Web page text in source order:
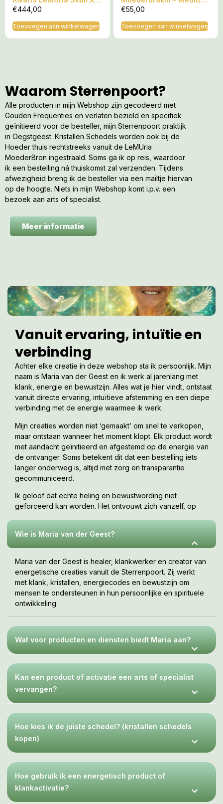
3 – Met Aboriginal Uluru
€444,00
Toevoegen aan winkelwagen
– 6 cm
€55,00
Toevoegen aan winkelwagen
Waarom Sterrenpoort?
Alle producten in mijn Webshop zijn gecodeerd met
Gouden Frequenties en verlaten bezield en specifiek
geïnitieerd voor de besteller, mijn Sterrenpoort praktijk
in Oegstgeest. Kristallen Schedels worden ook bij de
Hoeder thuis rechtstreeks vanuit de LeMUria
MoederBron ingestraald. Soms ga ik op reis, waardoor
ik een bestelling ná thuiskomst zal verzenden. Tijdens
afwezigheid breng ik de besteller via een mailtje hiervan
op de hoogte. Niets in mijn Webshop komt i.p.v. een
bezoek aan arts of specialist.
Meer informatie
Vanuit ervaring, intuïtie en
verbinding
Achter elke creatie in deze webshop sta ik persoonlijk. Mijn
naam is Maria van der Geest en ik werk al jarenlang met
klank, energie en bewustzijn. Alles wat je hier vindt, ontstaat
vanuit directe ervaring, intuïtieve afstemming en een diepe
verbinding met de energie waarmee ik werk.
Mijn creaties worden niet ‘gemaakt’ om snel te verkopen,
maar ontstaan wanneer het moment klopt. Elk product wordt
met aandacht geïnitieerd en afgestemd op de energie van
de ontvanger. Soms betekent dit dat een bestelling iets
langer onderweg is, altijd met zorg en transparantie
gecommuniceerd.
Ik geloof dat echte heling en bewustwording niet
geforceerd kan worden. Het ontvouwt zich vanzelf, op
Wie is Maria van der Geest?
Maria van der Geest is healer, klankwerker en creator van
energetische creaties vanuit de Sterrenpoort. Zij werkt
met klank, kristallen, energiecodes en bewustzijn om
mensen te ondersteunen in hun persoonlijke en spirituele
ontwikkeling.
Wat voor producten en diensten biedt Maria aan?
Kan een product of activatie een arts of specialist
vervangen?
Hoe kies ik de juiste schedel? (kristallen schedels
kopen)
Hoe gebruik ik een energetisch product of
klankactivatie?